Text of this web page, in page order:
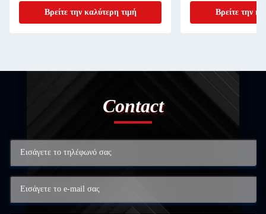
Βρείτε την καλύτερη τιμή Βρείτε την
Contact